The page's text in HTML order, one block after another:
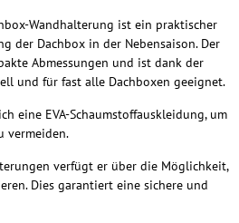
Wandhalterung ist ein praktischer
der Dachbox in der Nebensaison. Der
Abmessungen und ist dank der
und für fast alle Dachboxen geeignet.
eine EVA-Schaumstoffauskleidung, um
vermeiden.
verfügt er über die Möglichkeit,
Dies garantiert eine sichere und